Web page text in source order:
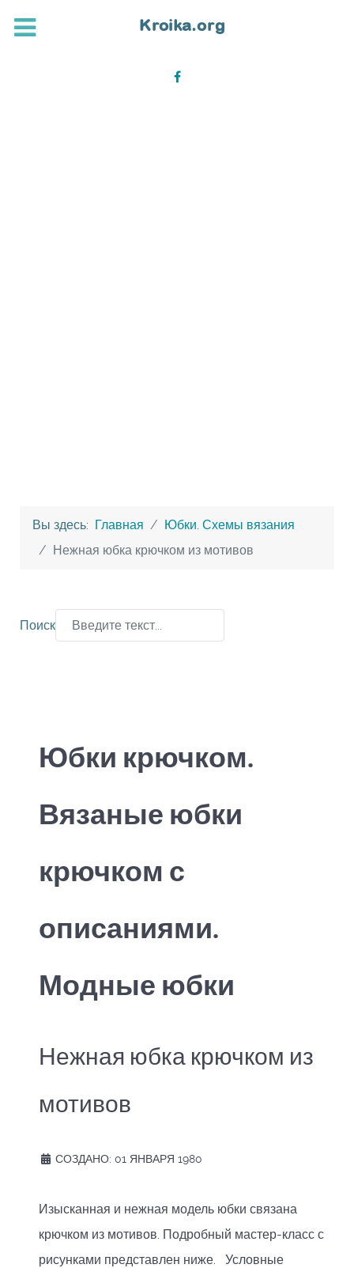
Вы здесь: Главная
Юбки. Схемы вязания
Нежная юбка крючком из мотивов
Поиск
Юбки крючком.
Вязаные юбки
крючком с
описаниями.
Модные юбки
Нежная юбка крючком из
мотивов
СОЗДАНО: 01 ЯНВАРЯ 1980
Изысканная и нежная модель юбки связана
крючком из мотивов. Подробный мастер-класс с
рисунками представлен ниже. Условные